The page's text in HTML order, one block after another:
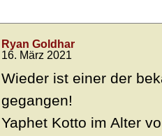
Ryan Goldhar
16. März 2021
Wieder ist einer der
gegangen!
Yaphet Kotto im Alter